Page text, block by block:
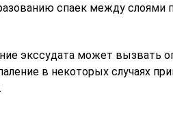
спаек между слоями
экссудата может вызвать
в некоторых случаях